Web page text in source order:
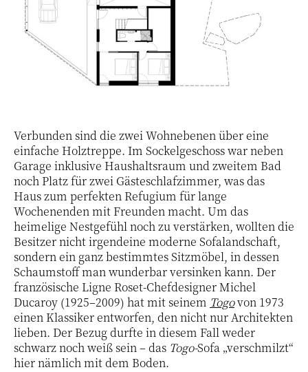
Verbunden sind die zwei Wohnebenen über eine
einfache Holztreppe. Im Sockelgeschoss war neben
Garage inklusive Haushaltsraum und zweitem Bad
noch Platz für zwei Gästeschlafzimmer, was das
Haus zum perfekten Refugium für lange
Wochenenden mit Freunden macht. Um das
heimelige Nestgefühl noch zu verstärken, wollten die
Besitzer nicht irgendeine moderne Sofalandschaft,
sondern ein ganz bestimmtes Sitzmöbel, in dessen
Schaumstoff man wunderbar versinken kann. Der
französische Ligne Roset-Chefdesigner Michel
Ducaroy (1925–2009) hat mit seinem Togovon 1973
einen Klassiker entworfen, den nicht nur Architekten
lieben. Der Bezug durfte in diesem Fall weder
schwarz noch weiß sein – das Togo-Sofa „verschmilzt“
hier nämlich mit dem Boden.